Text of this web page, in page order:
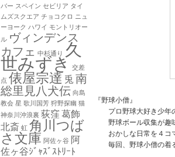
バー スペイン セビリア タイ
ムズスクエア チョコクロ ニュ
ーヨーク ハワイ モントリオー
ル ヴィンデンス
カフェ 中杉通り 久
世みずき 交差
点 俵屋宗達 兎 南
総里見八犬伝 向島
教会 星 歌川国芳 狩野探幽 猫
神奈川沖浪裏 荻窪 葛飾
北斎 虹 角川つば
さ文庫 阿佐ヶ谷 阿
佐ヶ谷ｼﾞｬｽﾞｽﾄﾘｰﾄ
『野球小僧』
プロ野球大好き少年
野球ボール収集が趣
おかしな日常を４コ
毎回、野球小僧の着